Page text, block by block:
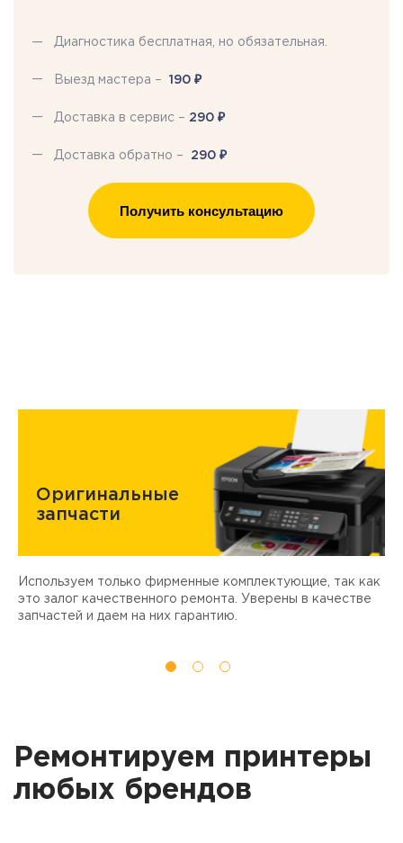
Диагностика бесплатная, но обязательная.
Выезд мастера – 190 ₽
Доставка в сервис – 290 ₽
Доставка обратно – 290 ₽
Получить консультацию
Оригинальные
запчасти
Используем только фирменные комплектующие, так как
это залог качественного ремонта. Уверены в качестве
запчастей и даем на них гарантию.
Ремонтируем принтеры
любых брендов